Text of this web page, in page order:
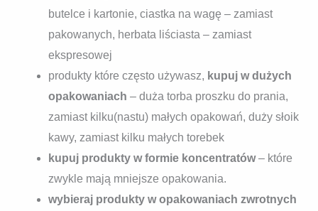
butelce i kartonie, ciastka na wagę – zamiast
pakowanych, herbata liściasta – zamiast
ekspresowej
produkty które często używasz, kupuj w dużych
opakowaniach – duża torba proszku do prania,
zamiast kilku(nastu) małych opakowań, duży słoik
kawy, zamiast kilku małych torebek
kupuj produkty w formie koncentratów– które
zwykle mają mniejsze opakowania.
wybieraj produkty w opakowaniach zwrotnych